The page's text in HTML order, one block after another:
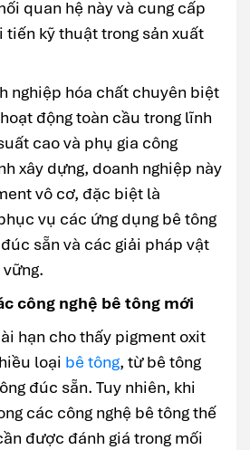
quan hệ này và cung cấp
kỹ thuật trong sản xuất
nghiệp hóa chất chuyên biệt
động toàn cầu trong lĩnh
cao và phụ gia công
xây dựng, doanh nghiệp này
vô cơ, đặc biệt là
vụ các ứng dụng bê tông
sẵn và các giải pháp vật
công nghệ bê tông mới
hạn cho thấy pigment oxit
loại bê tông, từ bê tông
đúc sẵn. Tuy nhiên, khi
các công nghệ bê tông thế
được đánh giá trong mối